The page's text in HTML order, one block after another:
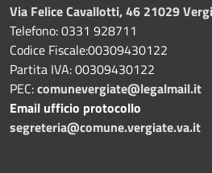
Via Felice Cavallotti, 46 21029
Telefono: 0331 928711
Codice Fiscale:00309430122
Partita IVA: 00309430122
PEC:comunevergiate@legalmail.it
Email ufficio protocollo
segreteria@comune.vergiate.va.it